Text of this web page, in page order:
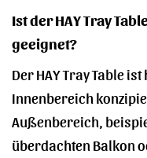
Ist der HAY Tray
geeignet?
Der HAY Tray Table
Innenbereich
Außenbereich,
überdachten Balkon